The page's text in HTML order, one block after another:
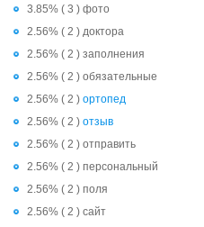
3.85% ( 3 ) фото
2.56% ( 2 ) доктора
2.56% ( 2 ) заполнения
2.56% ( 2 ) обязательные
2.56% ( 2 ) ортопед
2.56% ( 2 ) отзыв
2.56% ( 2 ) отправить
2.56% ( 2 ) персональный
2.56% ( 2 ) поля
2.56% ( 2 ) сайт